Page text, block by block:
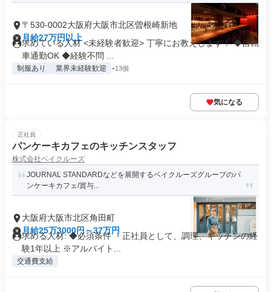
〒530-0002大阪府大阪市北区曽根崎新地
月給27万円以上
求めている人材 <未経験者歓迎> 丁寧にお教えします！ ◆自転
車通勤OK ◆経験不問 ...
制服あり 業界未経験歓迎 +13個
気になる
正社員
パンケーキカフェのキッチンスタッフ
株式会社ベイクルーズ
JOURNAL STANDARDなどを展開するベイクルーズグループのパ
ンケーキカフェ/賞与...
大阪府大阪市北区角田町
月給25万3000円～37万円
求める人材: ◆必須条件 ・正社員として、調理、キッチンの経
験1年以上 ※アルバイト...
交通費支給